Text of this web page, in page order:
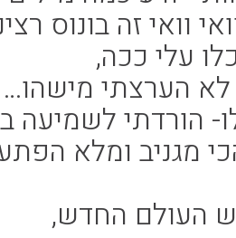
וואי זה בונוס
עלי ככה,
לא הערצתי
הורדתי לשמיעה
מגניב ומלא
העולם החדש,